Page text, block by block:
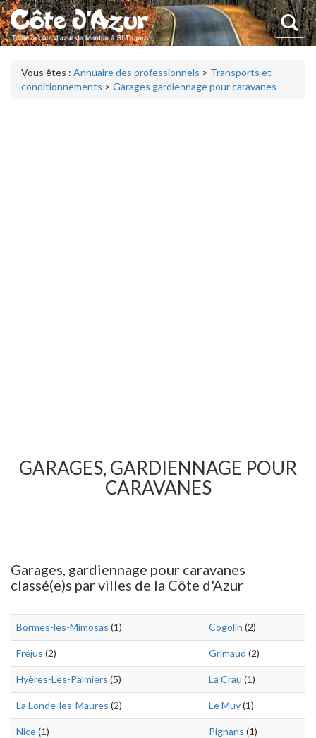
Vous êtes : Annuaire des professionnels > Transports et
conditionnements > Garages gardiennage pour caravanes
GARAGES, GARDIENNAGE POUR
CARAVANES
Garages, gardiennage pour caravanes
classé(e)s par villes de la Côte d'Azur
Bormes-les-Mimosas (1) Cogolin (2)
Fréjus (2) Grimaud (2)
Hyères-Les-Palmiers (5) La Crau (1)
La Londe-les-Maures (2) Le Muy(1)
Nice(1) Pignans (1)